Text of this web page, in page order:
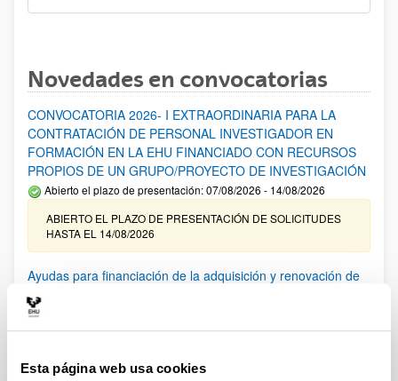
Esta página web usa cookies
Novedades en convocatorias
CONVOCATORIA 2026- I EXTRAORDINARIA PARA LA
CONTRATACIÓN DE PERSONAL INVESTIGADOR EN
FORMACIÓN EN LA EHU FINANCIADO CON RECURSOS
PROPIOS DE UN GRUPO/PROYECTO DE INVESTIGACIÓN
Abierto el plazo de presentación: 07/08/2026 - 14/08/2026
ABIERTO EL PLAZO DE PRESENTACIÓN DE SOLICITUDES
HASTA EL 14/08/2026
Ayudas para financiación de la adquisición y renovación de
infraestructura científica y fondos bibliográficos en la
UPV/EHU 2026
Trámite abierto
25/03/2026: Corrección de errores del listado provisional de
solicitudes admitidas y excluidas. 23/03/2026: Relación